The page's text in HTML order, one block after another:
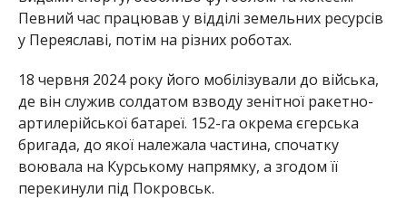
Певний час працював у відділі земельних ресурсів
у Переяславі, потім на різних роботах.
18 червня 2024 року його мобілізували до війська,
де він служив солдатом взводу зенітної ракетно-
артилерійської батареї. 152-га окрема єгерська
бригада, до якої належала частина, спочатку
воювала на Курському напрямку, а згодом її
перекинули під Покровськ.